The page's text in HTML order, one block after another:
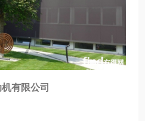
有限公司